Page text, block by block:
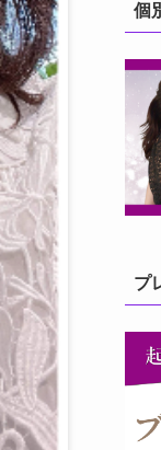
個
プ